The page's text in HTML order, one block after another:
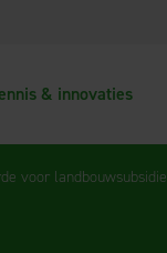
& innovaties
voor landbouwsubsidie